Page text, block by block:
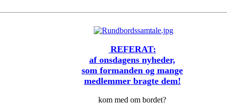
REFERAT:
af onsdagens nyheder,
som formanden og mange
medlemmer bragte dem!
kom med om bordet?